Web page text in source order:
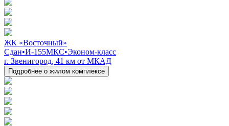
ЖК «Восточный»
Сдан•И-155МКС•Эконом-класс
г. Звенигород, 41 км от МКАД
Подробнее о жилом комплексе